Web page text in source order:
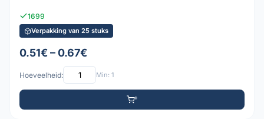
1699
Verpakking van 25 stuks
0.51€ – 0.67€
Hoeveelheid: Min: 1